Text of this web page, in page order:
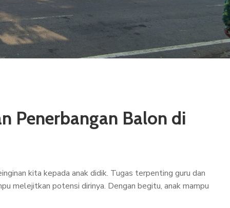
Penerbangan Balon di
kita kepada anak didik. Tugas terpenting guru dan
melejitkan potensi dirinya. Dengan begitu, anak mampu